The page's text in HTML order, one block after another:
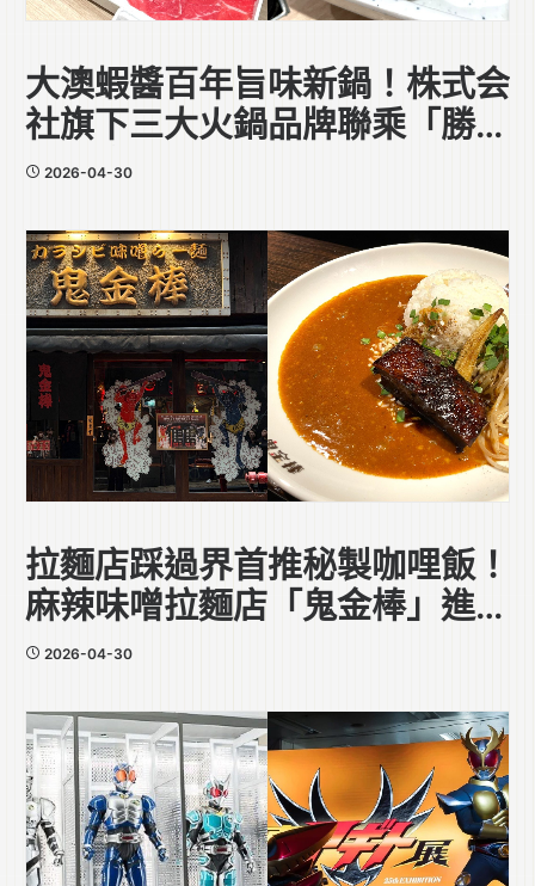
大澳蝦醬百年旨味新鍋！株式会
社旗下三大火鍋品牌聯乘「勝利
香蝦廠」
2026-04-30
拉麵店踩過界首推秘製咖哩飯！
麻辣味噌拉麵店「鬼金棒」進駐
中環
2026-04-30